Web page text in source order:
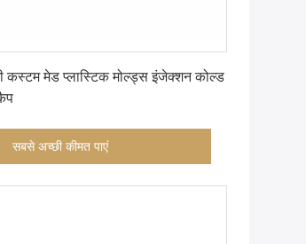
कस्टम मेड प्लास्टिक मोल्ड्स इंजेक्शन कोल्ड
सबसे अच्छी कीमत पाएं